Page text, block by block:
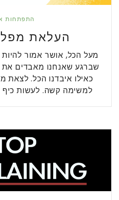
התפתחות
העלאת
מעל הכל, אושר אמור להיות
שברגע שאנחנו מאבדים את
כאילו איבדנו הכל. לצאת
למשימה קשה. לעשות כיף